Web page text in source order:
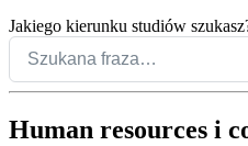
Jakiego kierunku studiów
Human resources i